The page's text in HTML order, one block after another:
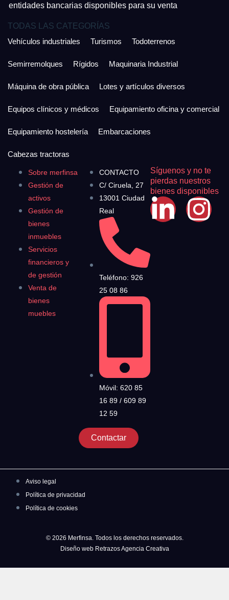
entidades bancarias disponibles para su venta
Sobre merfinsa
Gestión de
activos
Gestión de
bienes
inmuebles
Servicios
financieros y
de gestión
Venta de
bienes
muebles
CONTACTO
C/ Ciruela, 27
13001 Ciudad
Real
Teléfono: 926
25 08 86
Móvil: 620 85
16 89 / 609 89
12 59
Contactar
Síguenos y no te
pierdas nuestros
bienes disponibles
TODAS LAS CATEGORÍAS
Vehículos industriales
Turismos Todoterrenos
Semirremolques Rígidos Maquinaria Industrial
Máquina de obra pública Lotes y artículos diversos
Equipos clínicos y médicos Equipamiento oficina y comercial
Equipamiento hostelería Embarcaciones
Cabezas tractoras
Aviso legal
Política de privacidad
Política de cookies
© 2026 Merfinsa. Todos los derechos reservados.
Diseño web Retrazos Agencia Creativa